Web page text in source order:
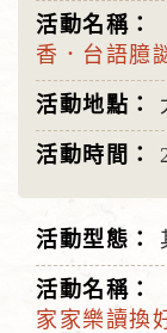
香．台語臆
家家樂讀換